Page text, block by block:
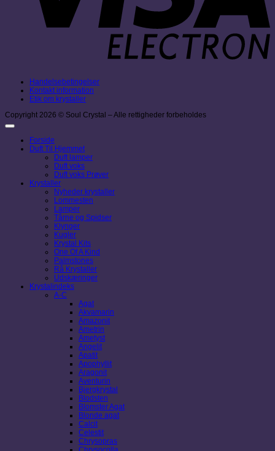
Handelsebetingelser
Kontakt information
Etik om krystaller
Copyright 2026 © Soul Crystal – Alle rettigheder forbeholdes
Forside
Duft Til Hjemmet
Duft lamper
Duft voks
Duft voks Prøver
Krystaller
Nyheder krystaller
Lommesten
Lamper
Tårne og Spidser
Klynger
Kugler
Krystal Kits
One Of A Kind
Palmstones
Rå Krystaller
Udskæringer
Krystalindeks
A-C
Agat
Akvamarin
Amazonit
Ametrin
Ametyst
Angelit
Apatit
Apophyllit
Aragonit
Aventurin
Bjergkrystal
Blodsten
Blomster Agat
Blonde agat
Calcit
Celestit
Chrysopras